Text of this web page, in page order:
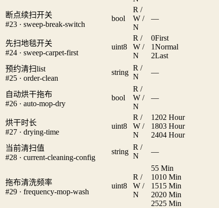
断点续扫开关
#23 · sweep-break-switch
bool
R /
W /
N
—
先扫地毯开关
#24 · sweep-carpet-first
uint8
R /
W /
N
0First
1Normal
2Last
预约清扫list
#25 · order-clean
string
R /
N
—
自动烘干拖布
#26 · auto-mop-dry
bool
R /
W /
N
—
烘干时长
#27 · drying-time
uint8
R /
W /
N
1202 Hour
1803 Hour
2404 Hour
当前清扫值
#28 · current-cleaning-config
string
R /
N
—
拖布清洗频率
#29 · frequency-mop-wash
uint8
R /
W /
N
55 Min
1010 Min
1515 Min
2020 Min
2525 Min